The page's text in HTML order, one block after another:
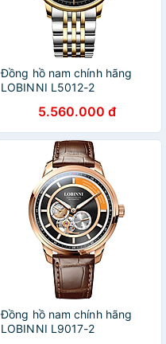
Đồng hồ nam chính hãng
LOBINNI L5012-2
5.560.000 đ
Đồng hồ nam chính hãng
LOBINNI L9017-2